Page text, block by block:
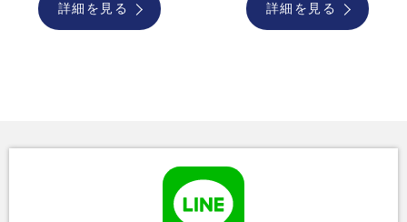
詳細を見る 詳細を見る